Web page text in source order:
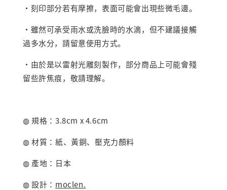
・刻印部分若有摩擦，表面可能會出現些微毛邊。
・雖然可承受雨水或洗臉時的水滴，但不建議接觸
過多水分，請留意使用方式。
・由於是以雷射光雕刻製作，部分商品上可能會殘
留些許焦痕，敬請理解。
◍ 規格：3.8cm x 4.6cm
◍ 材質：紙、黃銅、壓克力顏料
◍ 產地：日本
◍ 設計： moclen.